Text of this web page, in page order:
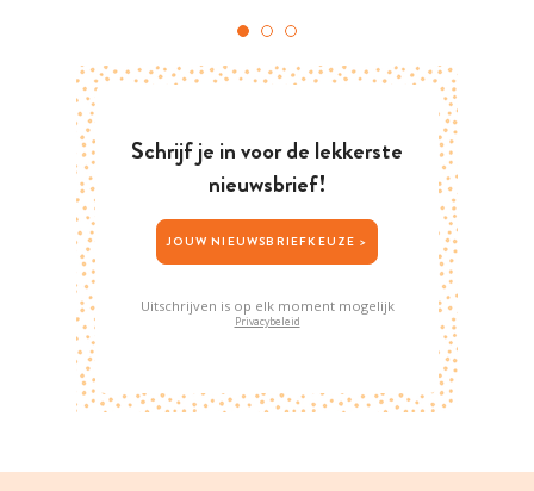
Schrijf je in voor de lekkerste
nieuwsbrief!
JOUW NIEUWSBRIEFKEUZE >
Uitschrijven is op elk moment mogelijk
Privacybeleid